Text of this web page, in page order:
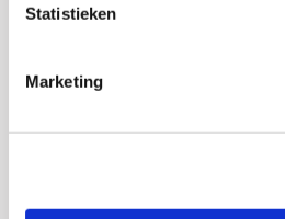
Statistieken
Marketing
Aantal buitenschalen
Titel
Nolan N70-2 X